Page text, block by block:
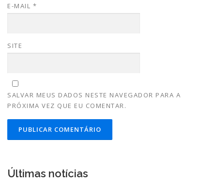
E-MAIL *
SITE
SALVAR MEUS DADOS NESTE NAVEGADOR PARA A
PRÓXIMA VEZ QUE EU COMENTAR.
Últimas notícias